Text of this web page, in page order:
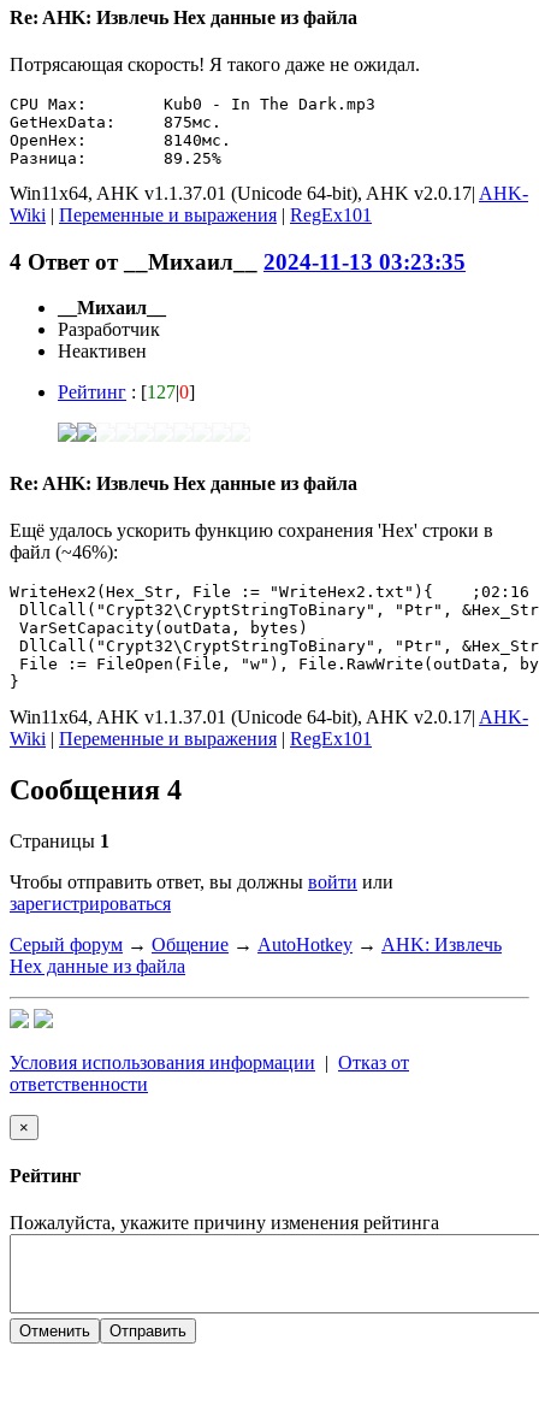
Re: AHK: Извлечь Hex данные из файла
Потрясающая скорость! Я такого даже не ожидал.
CPU Max:	Kub0 - In The Dark.mp3
GetHexData:	875мс.
OpenHex:	8140мс.
Разница: 	89.25%
Win11x64, AHK v1.1.37.01 (Unicode 64-bit), AHK v2.0.17| AHK-
Wiki | Переменные и выражения | RegEx101
4 Ответ от __Михаил__ 2024-11-13 03:23:35
__Михаил__
Разработчик
Неактивен
Рейтинг : [127|0]
Re: AHK: Извлечь Hex данные из файла
Ещё удалось ускорить функцию сохранения 'Hex' строки в
файл (~46%):
WriteHex2(Hex_Str, File := "WriteHex2.txt"){	;02:16 13.11.2024 Сохранить 'Hex' строку бинарно в файл:
DllCall("Crypt32\CryptStringToBinary", "Ptr",
VarSetCapacity(outData, bytes)
DllCall("Crypt32\CryptStringToBinary", "Ptr",
File := FileOpen(File, "w"), File.RawWrite(outData,
}
Win11x64, AHK v1.1.37.01 (Unicode 64-bit), AHK v2.0.17| AHK-
Wiki | Переменные и выражения | RegEx101
Сообщения 4
Страницы 1
Чтобы отправить ответ, вы должны войти или
зарегистрироваться
Серый форум → Общение → AutoHotkey → AHK: Извлечь
Hex данные из файла
Условия использования информации | Отказ от
ответственности
×
Рейтинг
Пожалуйста, укажите причину изменения рейтинга
Отменить Отправить